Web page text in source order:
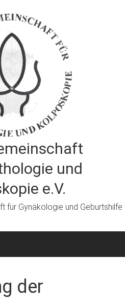
und
e.V.
für Gynäkologie und Geburtshilfe
der